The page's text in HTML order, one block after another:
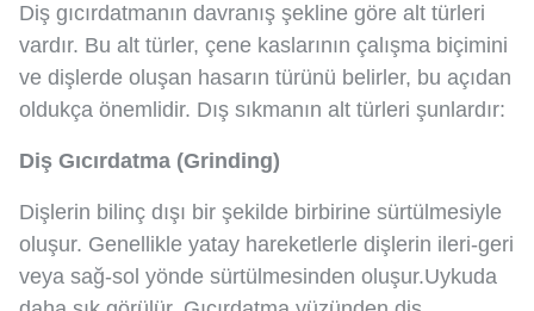
Diş gıcırdatmanın davranış şekline göre alt türleri
vardır. Bu alt türler, çene kaslarının çalışma biçimini
ve dişlerde oluşan hasarın türünü belirler, bu açıdan
oldukça önemlidir. Dış sıkmanın alt türleri şunlardır:
Diş Gıcırdatma (Grinding)
Dişlerin bilinç dışı bir şekilde birbirine sürtülmesiyle
oluşur. Genellikle yatay hareketlerle dişlerin ileri-geri
veya sağ-sol yönde sürtülmesinden oluşur.Uykuda